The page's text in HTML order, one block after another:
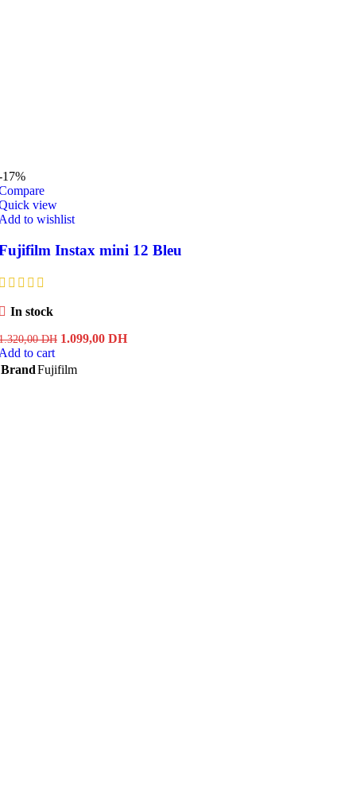
17%
view
to wishlist
Instax mini 12 Bleu
In stock
DH Original
was:
1.099,00 DHCurrent
to cart
BrandFujifilm